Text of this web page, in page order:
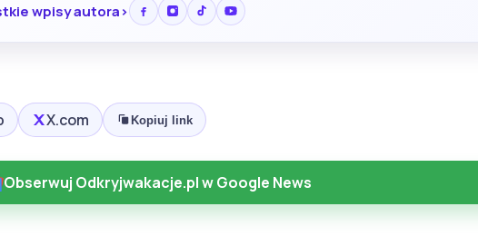
wpisy autora
X.com Kopiuj link
Obserwuj Odkryjwakacje.pl w Google News